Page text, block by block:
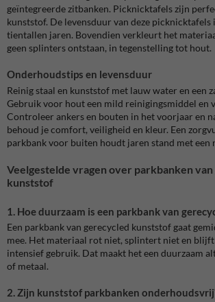
geïntegreerde zitbanken. Picknicktafels zijn
kunststof. De levensduur van deze picknicktafels
tientallen jaren. Bovendien verkleurt het
geen splinters ontstaan, in tegenstelling tot hout.
Onderhoudstips en levensduur
Reinig staal en kunststof met lauw water en een
Gebruik voor hout een mild reinigingsmiddel en
Controleer ankers en bouten in het voorjaar en
behoud je comfort, veiligheid en kleur. Een
parkbank voor buiten houdt jaren stand met een
Veelgestelde vragen over parkbanken
kunststof
1. Hoe duurzaam is een parkbank van
Een parkbank van gerecycled kunststof gaat
mee. Het materiaal rot niet, splintert niet en
intensief gebruik. Dat maakt het een duurzaam
of metaal.
2. Zijn kunststof parkbanken